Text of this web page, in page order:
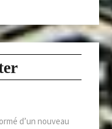
d’un nouveau